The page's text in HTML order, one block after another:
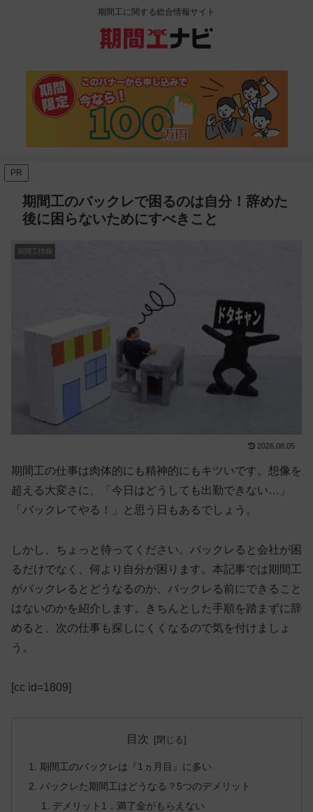
期間工に関する総合情報サイト
PR
期間工のバックレで困るのは自分！辞めた
後に困らないためにすべきこと
期間工情報
2026.08.05
期間工の仕事は肉体的にも精神的にもキツいです。想像を
超える大変さに、「今日はどうしても出勤できない…」
「バックレてやる！」と思う日もあるでしょう。
しかし、ちょっと待ってください。バックレると会社が困
るだけでなく、何より自分が困ります。本記事では期間工
がバックレるとどうなるのか、バックレる前にできること
はないのかを紹介します。きちんとした手順を踏まずに辞
めると、次の仕事も探しにくくなるので気を付けましょ
う。
[cc id=1809]
目次
期間工のバックレは『1ヵ月目』に多い
バックレた期間工はどうなる？5つのデメリット
デメリット1．満了金がもらえない